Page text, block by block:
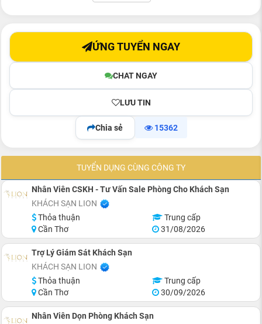
CHAT NGAY
LƯU TIN
ỨNG TUYỂN NGAY
Chia sẻ 15362
TUYỂN DỤNG CÙNG CÔNG TY
Nhân Viên CSKH - Tư Vấn Sale Phòng Cho Khách Sạn
KHÁCH SẠN LION
Thỏa thuận
Trung cấp
Cần Thơ
31/08/2026
Trợ Lý Giám Sát Khách Sạn
KHÁCH SẠN LION
Thỏa thuận
Trung cấp
Cần Thơ
30/09/2026
Nhân Viên Dọn Phòng Khách Sạn